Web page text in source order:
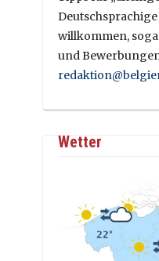
Deutschsprachige
willkommen,
und
Wetter